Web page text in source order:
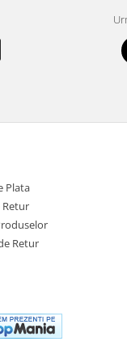
Plata
Retur
Retur